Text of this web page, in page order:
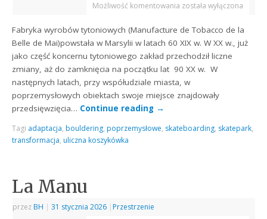
Możliwość komentowania została wyłączona
Fabryka wyrobów tytoniowych (Manufacture de Tobacco de la
Belle de Mai)powstała w Marsylii w latach 60 XIX w. W XX w., już
jako część koncernu tytoniowego zakład przechodził liczne
zmiany, aż do zamknięcia na początku lat 90 XX w. W
następnych latach, przy współudziale miasta, w
poprzemysłowych obiektach swoje miejsce znajdowały
przedsięwzięcia… Continue reading →
Tagi adaptacja, bouldering, poprzemysłowe, skateboarding, skatepark,
transformacja, uliczna koszykówka
La Manu
przez BH | 31 stycznia 2026 | Przestrzenie